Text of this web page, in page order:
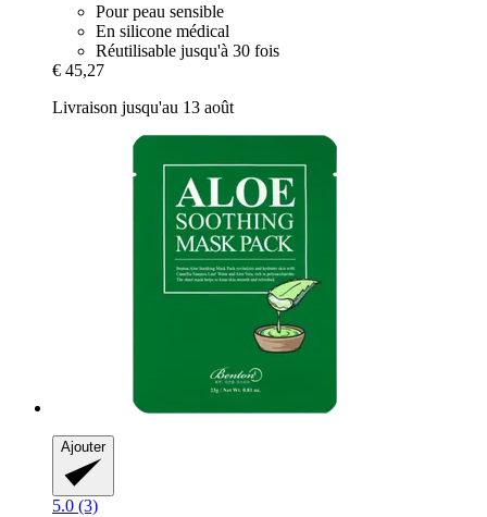
Pour peau sensible
En silicone médical
Réutilisable jusqu'à 30 fois
€ 45,27
Livraison jusqu'au 13 août
Ajouter
5.0 (3)